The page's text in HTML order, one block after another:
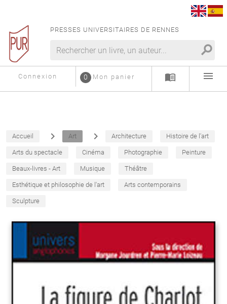
PRESSES UNIVERSITAIRES DE RENNES
search
Connexion Mon panier
0 menu_book menu
Accueil navigate_next Art navigate_next Architecture Histoire de l'art
Arts du spectacle Cinéma Photographie Peinture
Beaux-livres - Art Musique Théâtre
Esthétique et philosophie de l'art Arts contemporains
Sculpture